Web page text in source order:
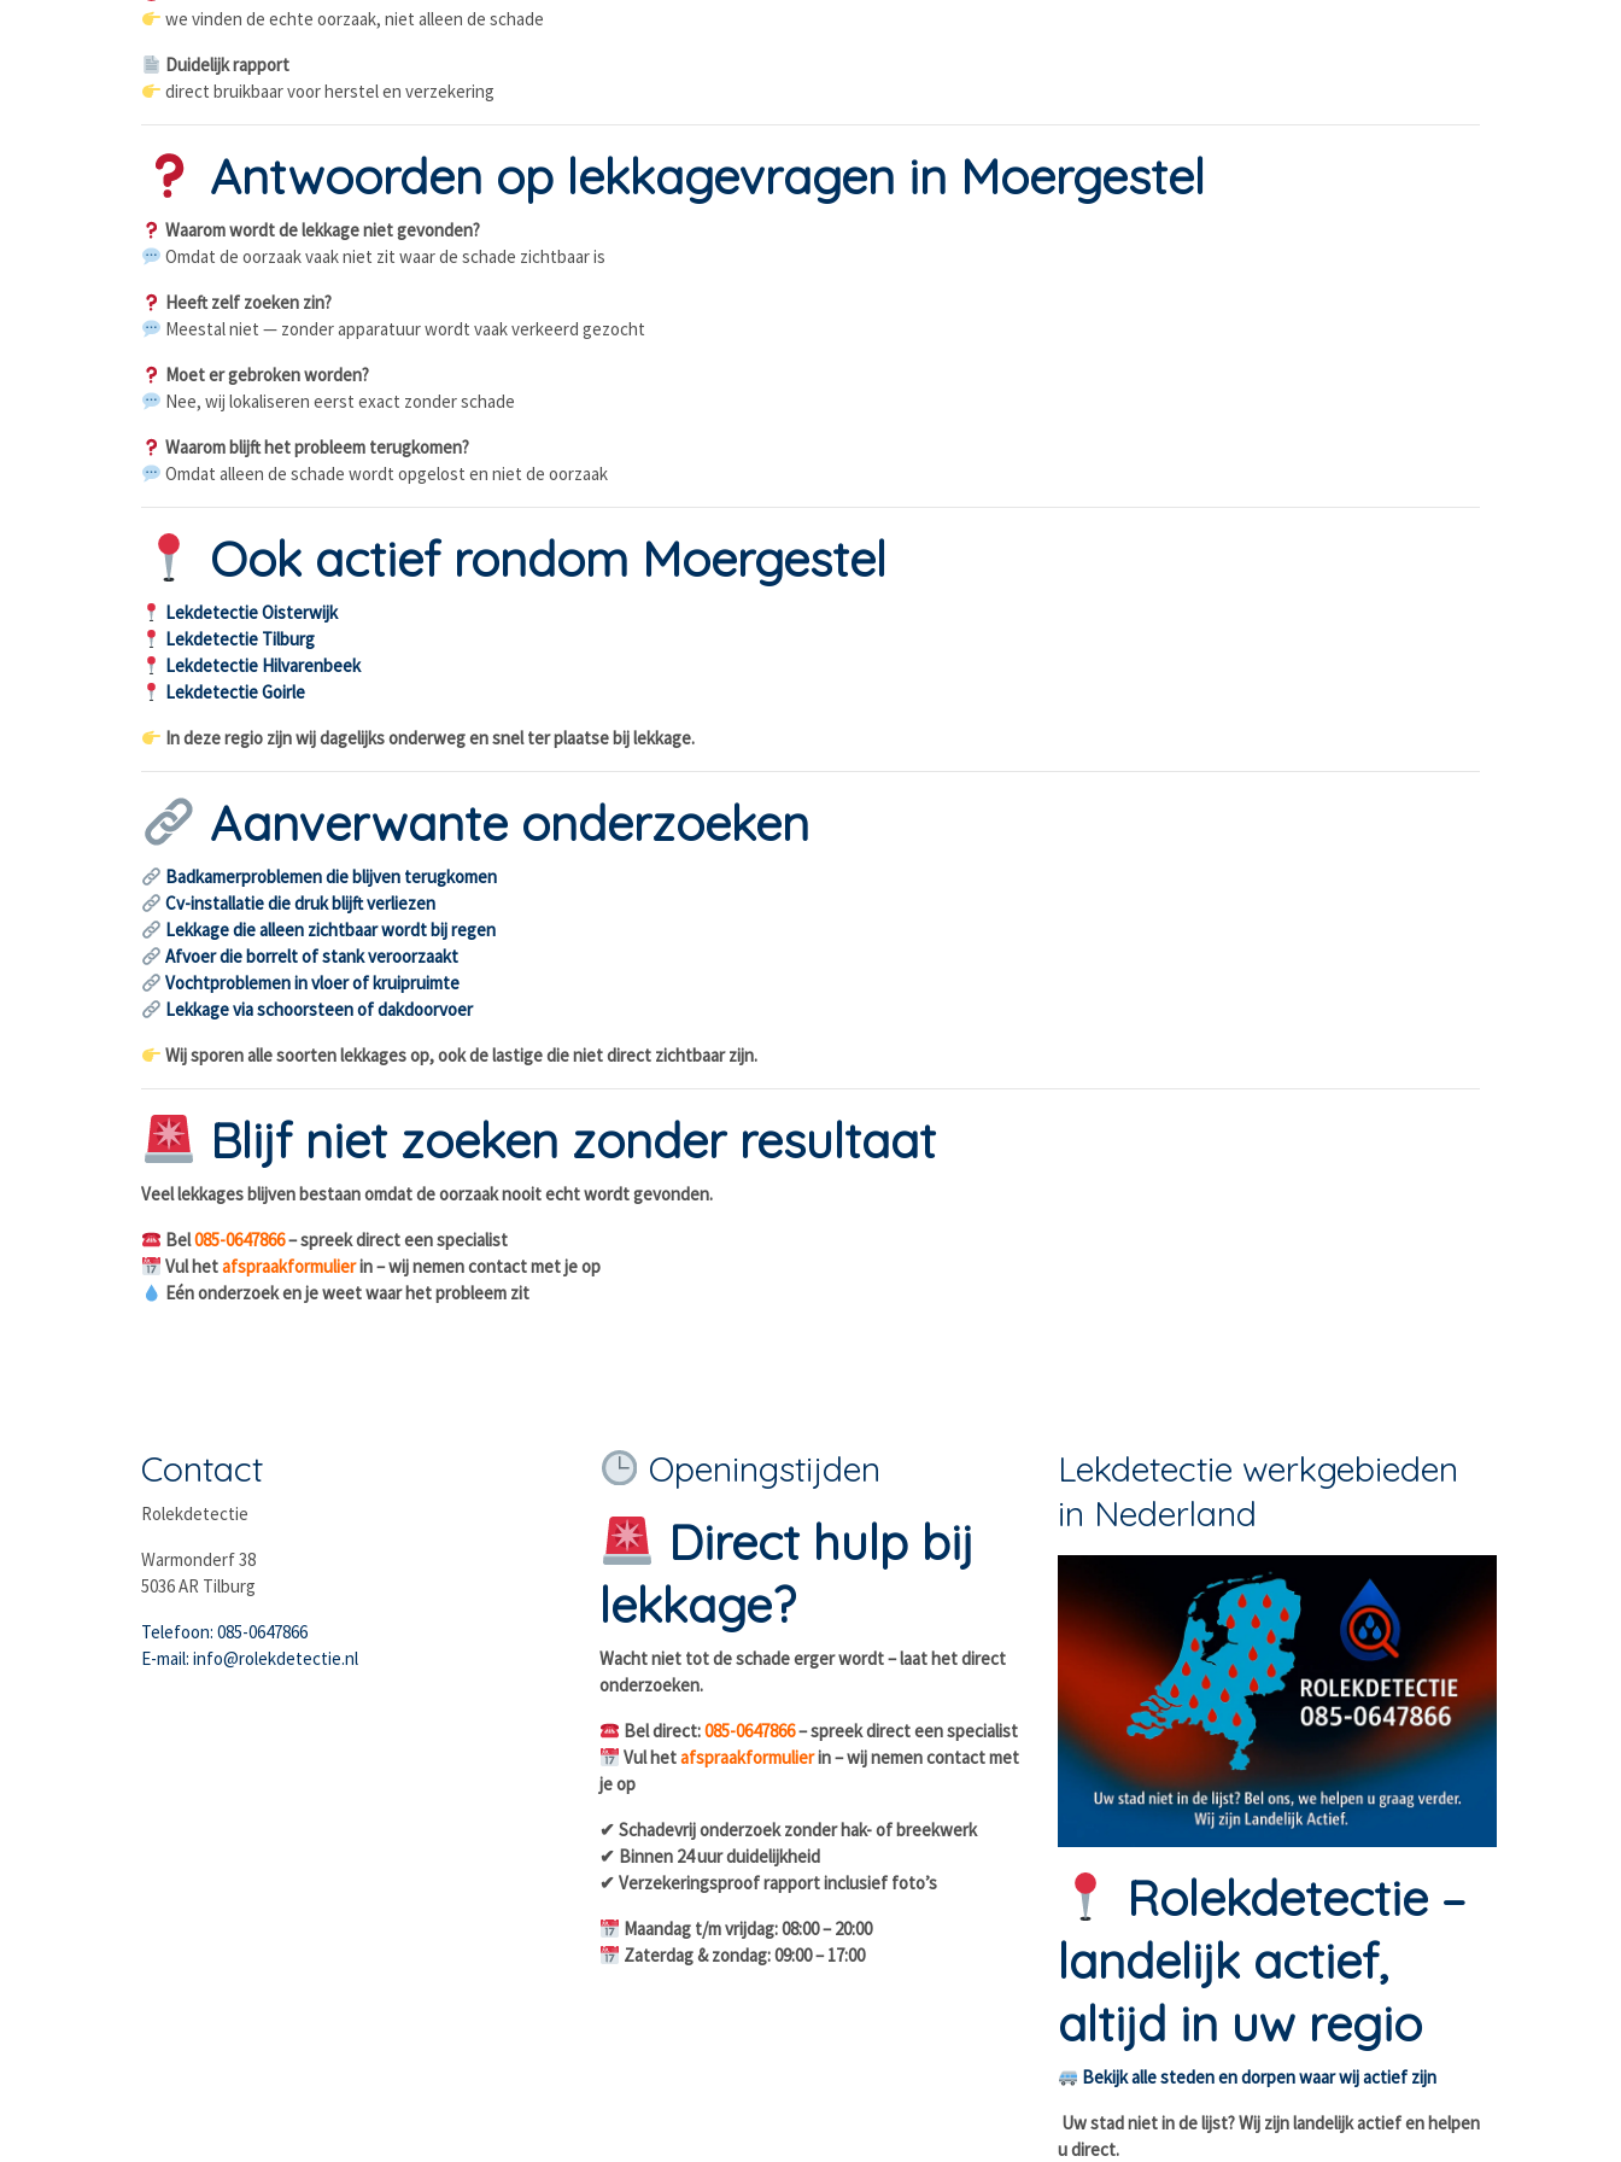
we vinden de echte oorzaak, niet alleen de schade
Duidelijk rapport
direct bruikbaar voor herstel en verzekering
Antwoorden op lekkagevragen in Moergestel
Waarom wordt de lekkage niet gevonden?
Omdat de oorzaak vaak niet zit waar de schade zichtbaar is
Heeft zelf zoeken zin?
Meestal niet — zonder apparatuur wordt vaak verkeerd gezocht
Moet er gebroken worden?
Nee, wij lokaliseren eerst exact zonder schade
Waarom blijft het probleem terugkomen?
Omdat alleen de schade wordt opgelost en niet de oorzaak
Ook actief rondom Moergestel
Lekdetectie Oisterwijk
Lekdetectie Tilburg
Lekdetectie Hilvarenbeek
Lekdetectie Goirle
In deze regio zijn wij dagelijks onderweg en snel ter plaatse bij lekkage.
Aanverwante onderzoeken
Badkamerproblemen die blijven terugkomen
Cv-installatie die druk blijft verliezen
Lekkage die alleen zichtbaar wordt bij regen
Afvoer die borrelt of stank veroorzaakt
Vochtproblemen in vloer of kruipruimte
Lekkage via schoorsteen of dakdoorvoer
Wij sporen alle soorten lekkages op, ook de lastige die niet direct zichtbaar zijn.
Blijf niet zoeken zonder resultaat
Veel lekkages blijven bestaan omdat de oorzaak nooit echt wordt gevonden.
Bel085-0647866– spreek direct een specialist
Vul hetafspraakformulierin – wij nemen contact met je op
Eén onderzoek en je weet waar het probleem zit
Contact
Rolekdetectie
Warmonderf 38
5036 AR Tilburg
Telefoon: 085-0647866
E-mail: info@rolekdetectie.nl
Openingstijden
Direct hulp bij
lekkage?
Wacht niet tot de schade erger wordt – laat het direct
onderzoeken.
Bel direct:085-0647866– spreek direct een specialist
Vul hetafspraakformulierin – wij nemen contact met
je op
✔ Schadevrij onderzoek zonder hak- of breekwerk
✔ Binnen 24 uur duidelijkheid
✔ Verzekeringsproof rapport inclusief foto’s
Maandag t/m vrijdag: 08:00 – 20:00
Zaterdag & zondag: 09:00 – 17:00
Lekdetectie werkgebieden
in Nederland
Rolekdetectie –
landelijk actief,
altijd in uw regio
Bekijk alle steden en dorpen waar wij actief zijn
Uw stad niet in de lijst? Wij zijn landelijk actief en helpen
u direct.